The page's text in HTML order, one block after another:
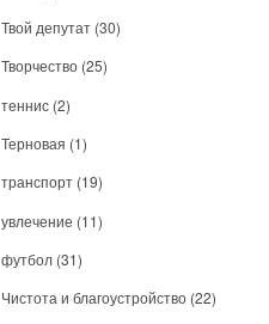
Твой депутат (30)
Творчество (25)
теннис (2)
Терновая (1)
транспорт (19)
увлечение (11)
футбол (31)
Чистота и благоустройство (22)